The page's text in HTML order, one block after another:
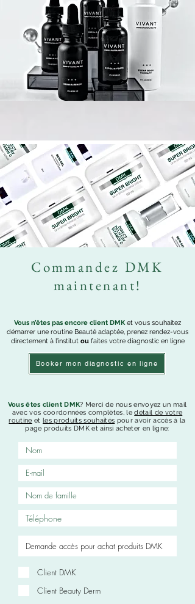
Commandez DMK
maintenant!
Vous n’êtes pas encore client DMKet vous souhaitez
démarrer une routine Beauté adaptée, prenez rendez-vous
directement à l’institut oufaites votre diagnostic en ligne
Booker mon diagnostic en ligne
Vous êtes client DMK? Merci de nous envoyez un mail
avec vos coordonnées complètes, ledétail de votre
routine etles produits souhaités pour avoir accès à la
page produits DMK et ainsi acheter en ligne:
Client DMK
Client Beauty Derm